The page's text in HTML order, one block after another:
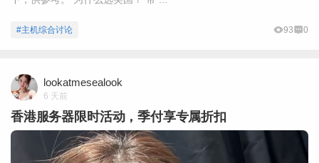
#主机综合讨论 93 0
lookatmesealook
6 天前
香港服务器限时活动，季付享专属折扣